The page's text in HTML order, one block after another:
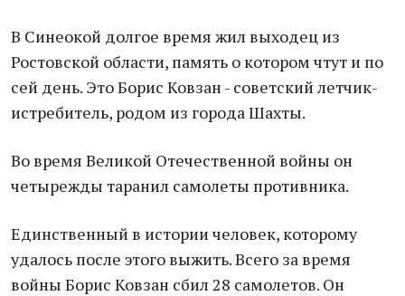
В Синеокой долгое время жил выходец из
Ростовской области, память о котором чтут и по
сей день. Это Борис Ковзан - советский летчик-
истребитель, родом из города Шахты.
Во время Великой Отечественной войны он
четырежды таранил самолеты противника.
Единственный в истории человек, которому
удалось после этого выжить. Всего за время
войны Борис Ковзан сбил 28 самолетов. Он